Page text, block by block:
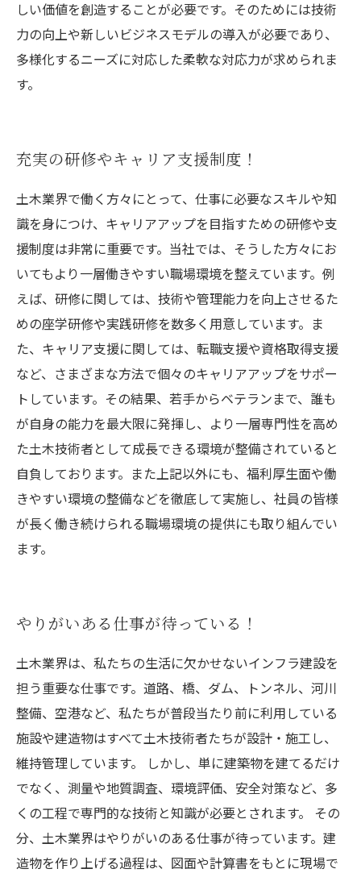
しい価値を創造することが必要です。そのためには技術
力の向上や新しいビジネスモデルの導入が必要であり、
多様化するニーズに対応した柔軟な対応力が求められま
す。
充実の研修やキャリア支援制度！
土木業界で働く方々にとって、仕事に必要なスキルや知
識を身につけ、キャリアアップを目指すための研修や支
援制度は非常に重要です。当社では、そうした方々にお
いてもより一層働きやすい職場環境を整えています。例
えば、研修に関しては、技術や管理能力を向上させるた
めの座学研修や実践研修を数多く用意しています。ま
た、キャリア支援に関しては、転職支援や資格取得支援
など、さまざまな方法で個々のキャリアアップをサポー
トしています。その結果、若手からベテランまで、誰も
が自身の能力を最大限に発揮し、より一層専門性を高め
た土木技術者として成長できる環境が整備されていると
自負しております。また上記以外にも、福利厚生面や働
きやすい環境の整備などを徹底して実施し、社員の皆様
が長く働き続けられる職場環境の提供にも取り組んでい
ます。
やりがいある仕事が待っている！
土木業界は、私たちの生活に欠かせないインフラ建設を
担う重要な仕事です。道路、橋、ダム、トンネル、河川
整備、空港など、私たちが普段当たり前に利用している
施設や建造物はすべて土木技術者たちが設計・施工し、
維持管理しています。 しかし、単に建築物を建てるだけ
でなく、測量や地質調査、環境評価、安全対策など、多
くの工程で専門的な技術と知識が必要とされます。 その
分、土木業界はやりがいのある仕事が待っています。建
造物を作り上げる過程は、図面や計算書をもとに現場で